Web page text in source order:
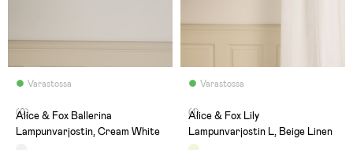
Varastossa
(0)
Alice & Fox Ballerina
Lampunvarjostin, Cream White
Varastossa
(1)
Alice & Fox Lily
Lampunvarjostin L, Beige Linen